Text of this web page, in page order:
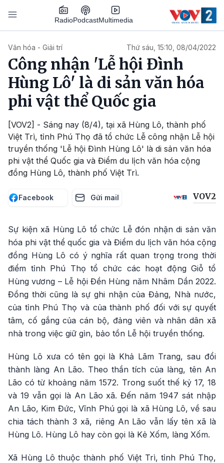
Nhảy đến nội dung
RadioPodcastMultimedia
Văn hóa - Giải trí Thứ sáu, 15:10, 08/04/2022
Công nhận 'Lễ hội Đình
Hùng Lô' là di sản văn hóa
phi vật thể Quốc gia
[VOV2] - Sáng nay (8/4), tại xã Hùng Lô, thành phố
Việt Trì, tỉnh Phú Thọ đã tổ chức Lễ công nhận Lễ hội
truyền thống 'Lễ hội Đình Hùng Lô' là di sản văn hóa
phi vật thể Quốc gia và Điểm du lịch văn hóa cộng
đồng Hùng Lô, thành phố Việt Trì.
Facebook Gửi mail VOV2
Sự kiện xã Hùng Lô tổ chức Lễ đón nhận di sản văn
hóa phi vật thể quốc gia và Điểm du lịch văn hóa cộng
đồng Hùng Lô có ý nghĩa rất quan trọng trong thời
điểm tỉnh Phú Thọ tổ chức các hoạt động Giỗ tổ
Hùng vương – Lễ hội Đền Hùng năm Nhâm Dần 2022.
Đồng thời cũng là sự ghi nhận của Đảng, Nhà nước,
của tỉnh Phú Thọ và của thành phố đối với sự quyết
tâm, cố gắng của cán bộ, đảng viên và nhân dân xã
nhà trong việc giữ gìn, bảo tồn Lễ hội truyền thống.
Hùng Lô xưa có tên gọi là Khả Lãm Trang, sau đổi
thành làng An Lão. Theo thần tích của làng, tên An
Lão có từ khoảng năm 1572. Trong suốt thế kỷ 17, 18
và 19 vẫn gọi là An Lão xã. Đến năm 1947 sát nhập
An Lão, Kim Đức, Vĩnh Phú gọi là xã Hùng Lô, về sau
chia tách thành 3 xã, riêng An Lão vẫn lấy tên xã là
Hùng Lô. Hùng Lô hay còn gọi là Kẻ Xốm, làng Xốm.
Xã Hùng Lô thuộc thành phố Việt Trì, tỉnh Phú Thọ,